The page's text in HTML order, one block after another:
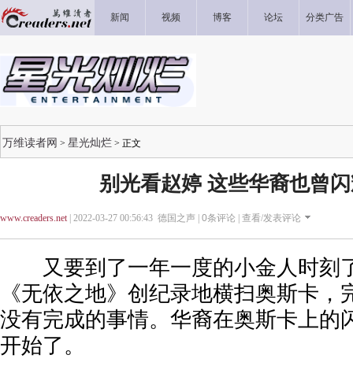
新闻 视频 博客 论坛 分类广告
万维读者网 > 星光灿烂 > 正文
别光看赵婷 这些华裔也曾
www.creaders.net| 2022-03-27 00:56:43 德国之声 | 0条评论 | 查看/发表评论
又要到了一年一度的小金人时刻
《无依之地》创纪录地横扫奥斯卡
没有完成的事情。华裔在奥斯卡上的
开始了。